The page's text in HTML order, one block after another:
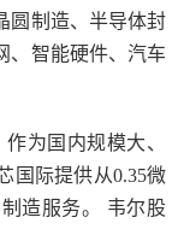
圆制造、半导体封
、智能硬件、汽车
为国内规模大、
国际提供从0.35微
造服务。 韦尔股